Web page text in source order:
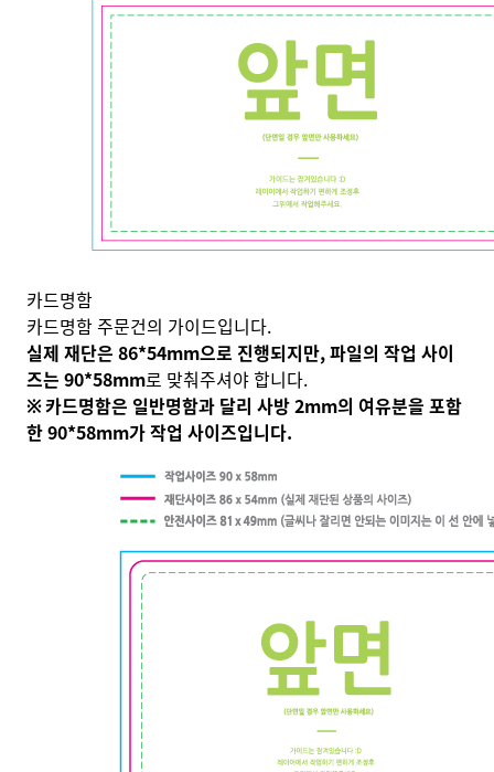
카드명함
카드명함 주문건의 가이드입니다.
실제 재단은 86*54mm으로 진행되지만,파일의 작업 사이
즈는 90*58mm로 맞춰주셔야 합니다.
※ 카드명함은 일반명함과 달리 사방 2mm의 여유분을 포함
한 90*58mm가 작업 사이즈입니다.